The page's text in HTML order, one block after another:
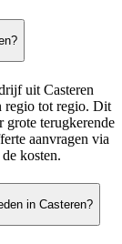
uit Casteren
regio tot regio. Dit
grote terugkerende
aanvragen via
kosten.
in Casteren?